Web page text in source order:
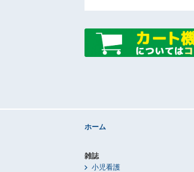
ホーム
雑誌
小児看護